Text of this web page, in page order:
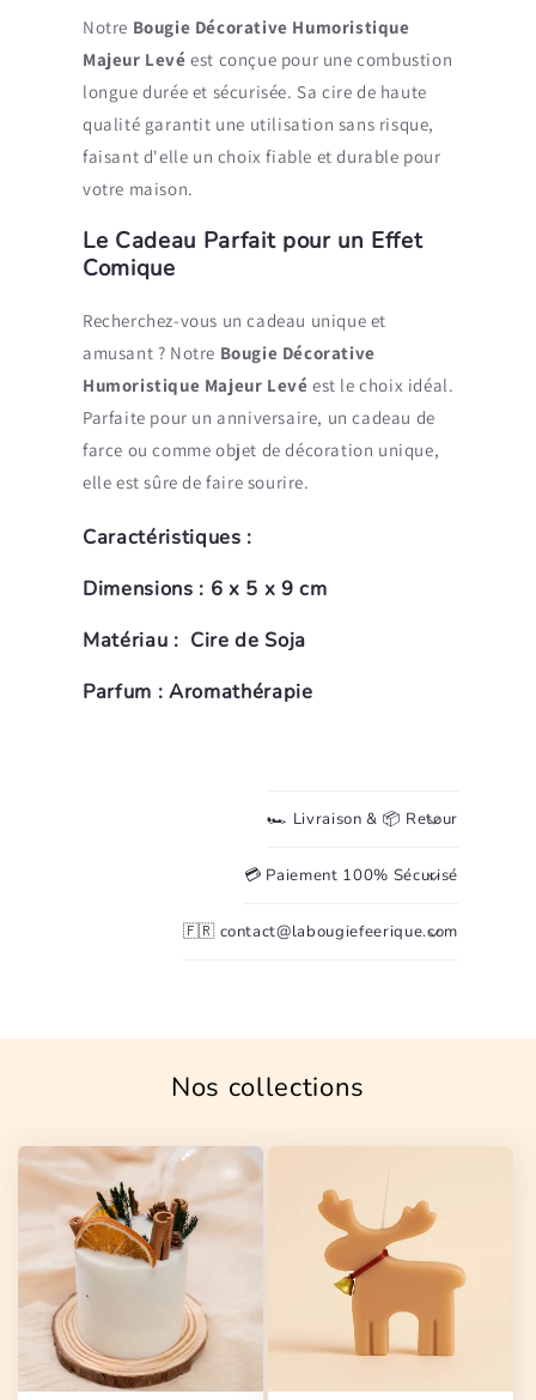
Notre Bougie Décorative Humoristique
Majeur Levéest conçue pour une combustion
longue durée et sécurisée. Sa cire de haute
qualité garantit une utilisation sans risque,
faisant d'elle un choix fiable et durable pour
votre maison.
Le Cadeau Parfait pour un Effet
Comique
Recherchez-vous un cadeau unique et
amusant ? Notre Bougie Décorative
Humoristique Majeur Levé est le choix idéal.
Parfaite pour un anniversaire, un cadeau de
farce ou comme objet de décoration unique,
elle est sûre de faire sourire.
Caractéristiques :
Dimensions : 6 x 5 x 9 cm
Matériau : Cire de Soja
Parfum : Aromathérapie
🏎️ Livraison & 📦 Retour
💳 Paiement 100% Sécurisé
🇫🇷 contact@labougiefeerique.com
Nos collections